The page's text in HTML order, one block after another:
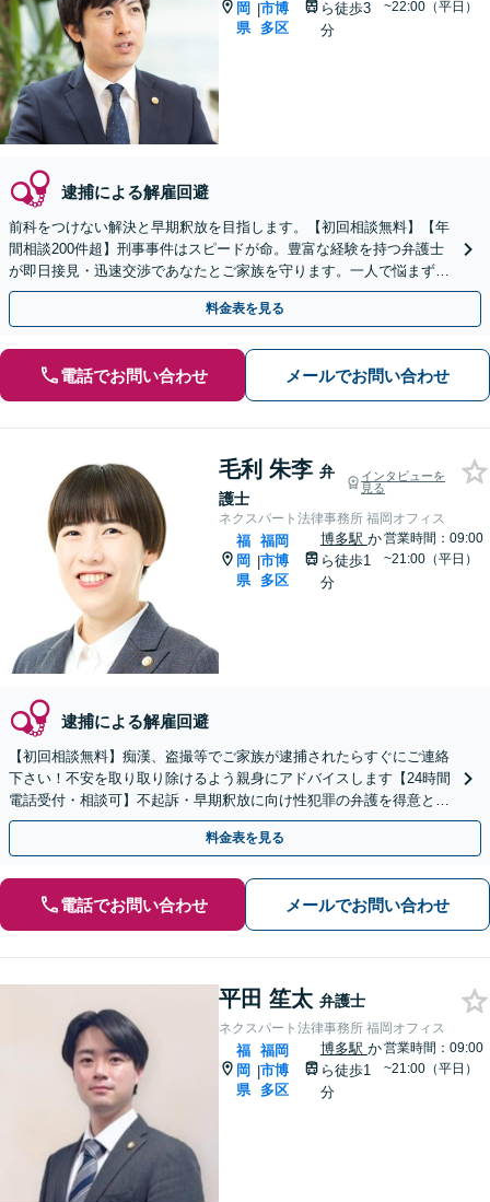
岡
県
|市博
多区
ら徒歩3
分
~22:00（平日）
逮捕による解雇回避
前科をつけない解決と早期釈放を目指します。【初回相談無料】【年
間相談200件超】刑事事件はスピードが命。豊富な経験を持つ弁護士
が即日接見・迅速交渉であなたとご家族を守ります。一人で悩まず今
すぐご相談ください【英語対応可能】
料金表を見る
電話でお問い合わせ メールでお問い合わせ
毛利 朱李 弁
護士
インタビューを
見る
ネクスパート法律事務所 福岡オフィス
福
岡
県
|
福岡
市博
多区
博多駅 か
ら徒歩1
分
営業時間：09:00
~21:00（平日）
逮捕による解雇回避
【初回相談無料】痴漢、盗撮等でご家族が逮捕されたらすぐにご連絡
下さい！不安を取り取り除けるよう親身にアドバイスします【24時間
電話受付・相談可】不起訴・早期釈放に向け性犯罪の弁護を得意とす
る経験豊富な弁護士がスピード対応！【最短即日対応可】
料金表を見る
電話でお問い合わせ メールでお問い合わせ
平田 笙太 弁護士
ネクスパート法律事務所 福岡オフィス
福
岡
県
|
福岡
市博
多区
博多駅 か
ら徒歩1
分
営業時間：09:00
~21:00（平日）